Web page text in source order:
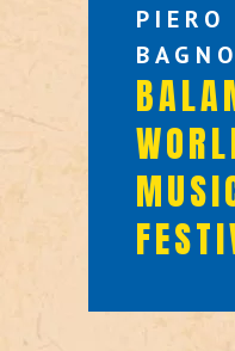
PIERO
BAGNO